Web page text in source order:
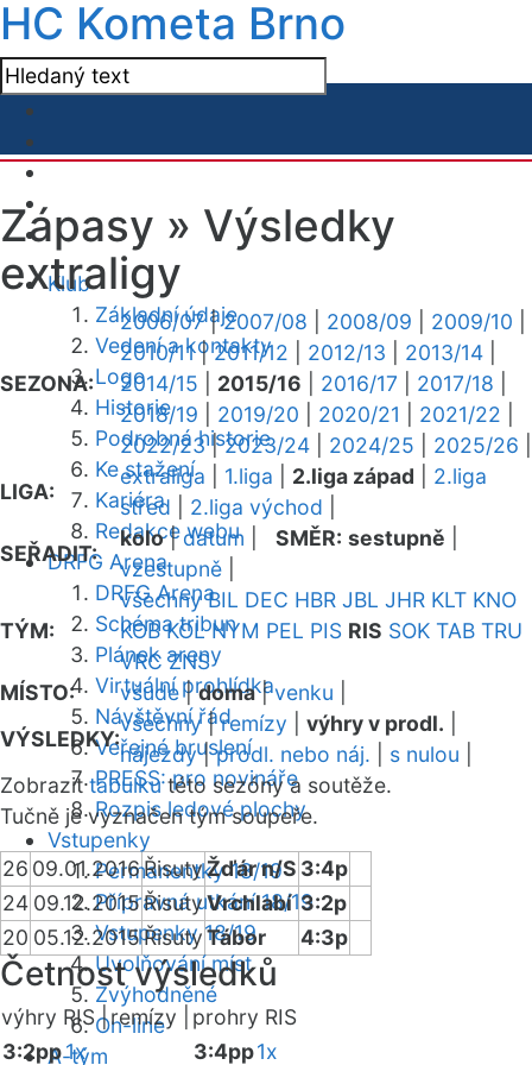
HC Kometa Brno
Klub
Základní údaje
Vedení a kontakty
Logo
Historie
Podrobná historie
Ke stažení
Kariéra
Redakce webu
DRFG Arena
DRFG Arena
Schéma tribun
Plánek areny
Virtuální prohlídka
Návštěvní řád
Veřejné bruslení
PRESS: pro novináře
Rozpis ledové plochy
Vstupenky
Permanentky 18/19
Přípravná utkání 18/19
Vstupenky 18/19
Uvolňování míst
Zvýhodněné
On-line
A-tým
Zápasy » Výsledky
extraligy
SEZONA:
2006/07|2007/08 2008/09 2009/10
2010/11|2011/12 2012/13 2013/14
2014/15
2015/16 2016/17 2017/18
2018/19
2019/20 2020/21 2021/22
2022/23|2023/24 2024/25 2025/26
LIGA:
extraliga 1.liga 2.liga západ
2.liga
střed
2.liga východ
SEŘADIT:
kolo|datum SMĚR: sestupně
vzestupně
TÝM:
všechny BIL DEC HBR JBL JHR KLT KNO
KOB KOL NYM PEL PIS RIS SOK TAB TRU
VRC ZNS
MÍSTO:
všude|doma|venku
VÝSLEDKY:
všechny|remízy výhry v prodl.
nájezdy|prodl. nebo náj. s nulou
Zobrazittabulkutéto sezóny a soutěže.
Tučně je vyznačen tým soupeře.
26 09.01.2016ŘisutyŽďár n/S 3:4p
24 09.12.2015ŘisutyVrchlabí 3:2p
20 05.12.2015ŘisutyTábor 4:3p
Četnost výsledků
výhry RIS |remízy |
prohry RIS
3:2pp1x
3:4pp1x